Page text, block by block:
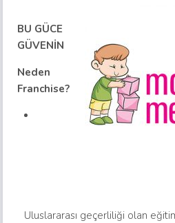
BU GÜCE
GÜVENİN
Neden
Franchise?
Uluslararası geçerliliği olan